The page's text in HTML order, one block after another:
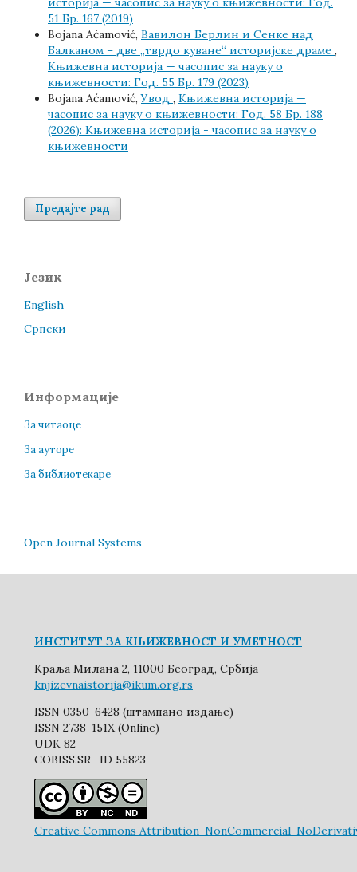
51 Бр. 167 (2019)
Bojana Aćamović, Вавилон Берлин и Сенке над
Балканом – две „тврдо куване“ историјске драме ,
Књижевна историја — часопис за науку о
књижевности: Год. 55 Бр. 179 (2023)
Bojana Aćamović,Увод , Књижевна историја —
часопис за науку о књижевности: Год. 58 Бр. 188
(2026): Књижевна историја - часопис за науку о
књижевности
Предајте рад
Језик
English
Cрпски
Информације
За читаоце
За ауторе
За библиотекаре
Open Journal Systems
ИНСТИТУТ ЗА КЊИЖЕВНОСТ И УМЕТНОСТ
Краља Милана 2, 11000 Београд, Србија
knjizevnaistorija@ikum.org.rs
ISSN 0350-6428 (штампано издање)
ISSN 2738-151X (Online)
UDK 82
COBISS.SR- ID 55823
Creative Commons Attribution-NonCommercial-